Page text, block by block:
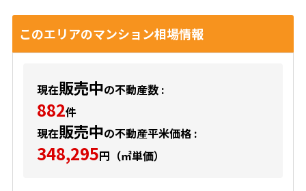
このエリアのマンション相場情報
現在販売中の不動産数 :
882件
現在販売中の不動産平米価格 :
348,295円（㎡単価）